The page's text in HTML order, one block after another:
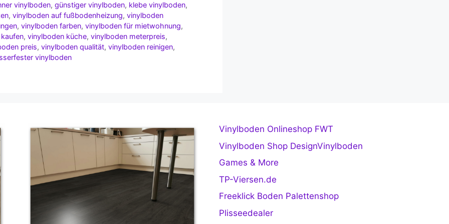
vinylboden,günstiger vinylboden, klebe vinylboden,
, vinylboden auf fußbodenheizung, vinylboden
, vinylboden farben, vinylboden für mietwohnung,
, vinylboden küche, vinylboden meterpreis,
preis, vinylboden qualität, vinylboden reinigen,
vinylboden
Vinylboden Onlineshop FWT
Vinylboden Shop DesignVinylboden
Games & More
TP-Viersen.de
Freeklick Boden Palettenshop
Plisseedealer